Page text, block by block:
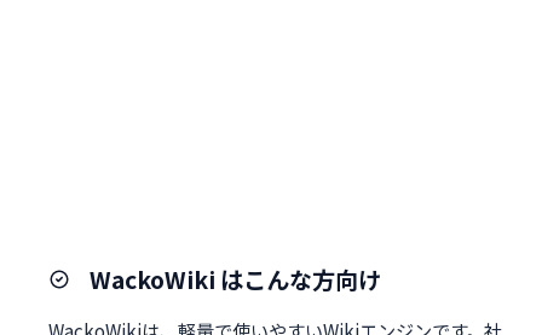
WackoWiki はこんな方向け